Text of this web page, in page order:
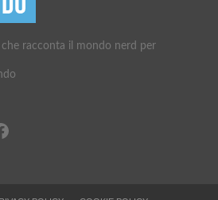
che racconta il mondo nerd per